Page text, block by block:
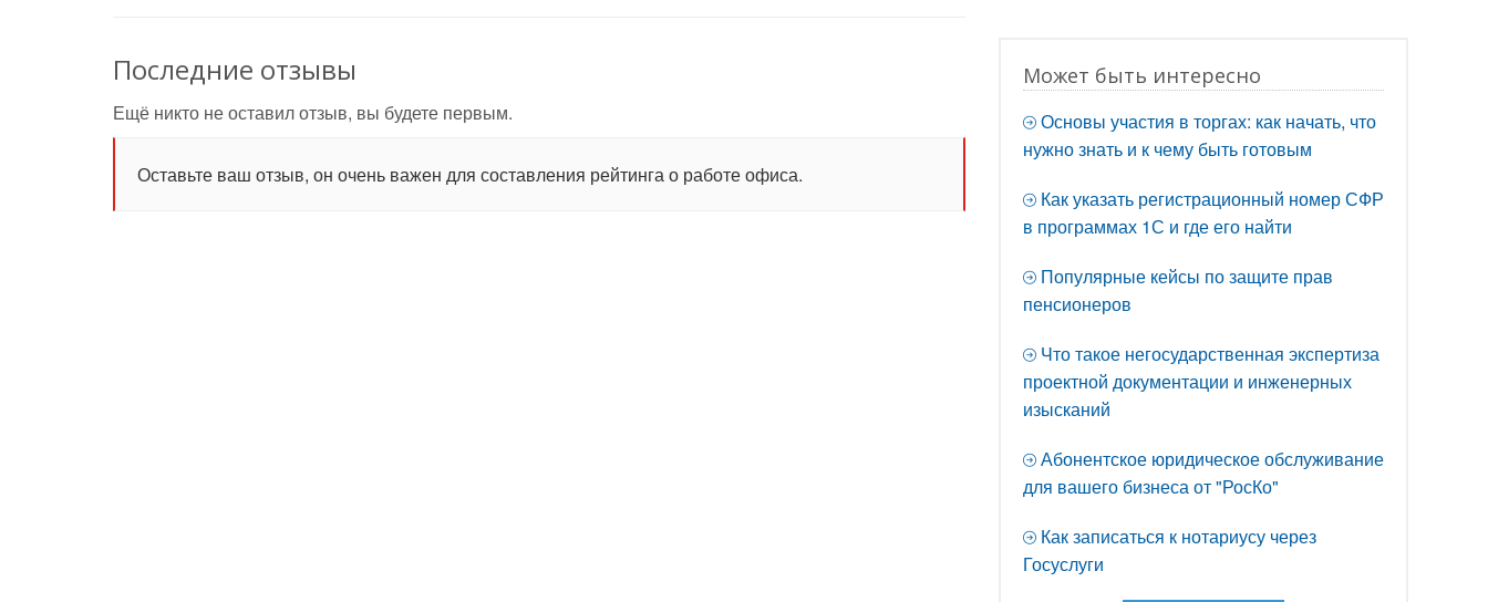
Последние отзывы
Ещё никто не оставил отзыв, вы будете первым.
Оставьте ваш отзыв, он очень важен для составления рейтинга о работе офиса.
Может быть интересно
Основы участия в торгах: как начать, что
нужно знать и к чему быть готовым
Как указать регистрационный номер СФР
в программах 1С и где его найти
Популярные кейсы по защите прав
пенсионеров
Что такое негосударственная экспертиза
проектной документации и инженерных
изысканий
Абонентское юридическое обслуживание
для вашего бизнеса от "РосКо"
Как записаться к нотариусу через
Госуслуги